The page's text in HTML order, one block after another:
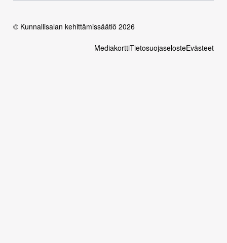
© Kunnallisalan kehittämissäätiö 2026
MediakorttiTietosuojaselosteEvästeet